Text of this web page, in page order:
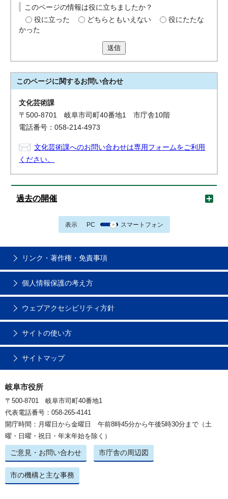
このページの情報は役に立ちましたか？
役に立った
どちらともいえない
役にたたな
かった
送信
このページに関するお問い合わせ
文化芸術課
〒500-8701 岐阜市司町40番地1 市庁舎10階
電話番号：058-214-4973
文化芸術課へのお問い合わせは専用フォームをご利用
ください。
過去の開催
表示 PC スマートフォン
リンク・著作権・免責事項
個人情報保護の考え方
ウェブアクセシビリティ方針
サイトの使い方
サイトマップ
岐阜市役所
〒500-8701 岐阜市司町40番地1
代表電話番号：058-265-4141
開庁時間：月曜日から金曜日 午前8時45分から午後5時30分まで（土
曜・日曜・祝日・年末年始を除く）
ご意見・お問い合わせ 市庁舎の周辺図
市の機構と主な事務